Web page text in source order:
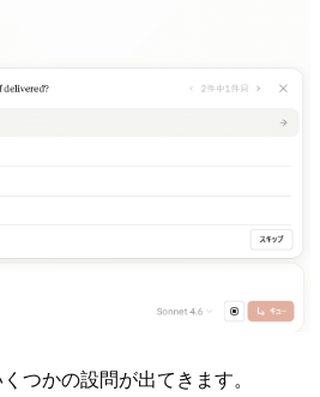
つかの設問が出てきます。